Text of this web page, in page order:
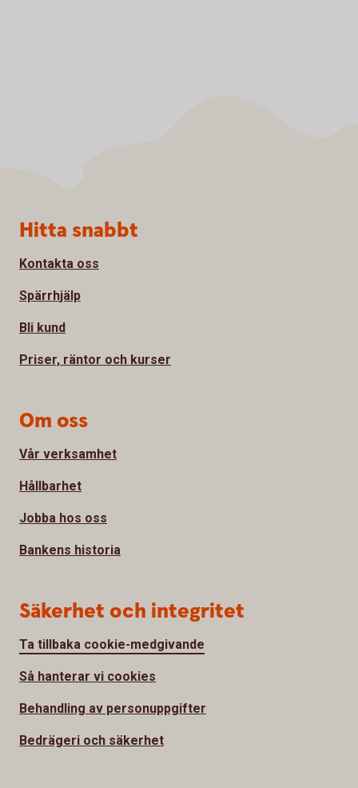
Sidfot
Hitta snabbt
Kontakta oss
Spärrhjälp
Bli kund
Priser, räntor och kurser
Om oss
Vår verksamhet
Hållbarhet
Jobba hos oss
Bankens historia
Säkerhet och integritet
Ta tillbaka cookie-medgivande
Så hanterar vi cookies
Behandling av personuppgifter
Bedrägeri och säkerhet